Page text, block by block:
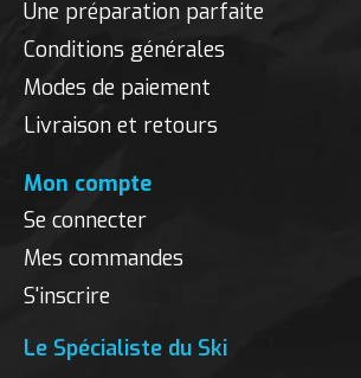
Une préparation parfaite
Conditions générales
Modes de paiement
Livraison et retours
Mon compte
Se connecter
Mes commandes
S'inscrire
Le Spécialiste du Ski